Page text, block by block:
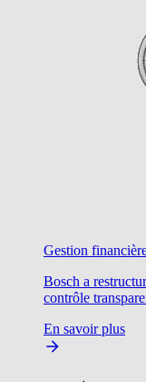
Gestion
Bosch a
contrôle
En savoir plus